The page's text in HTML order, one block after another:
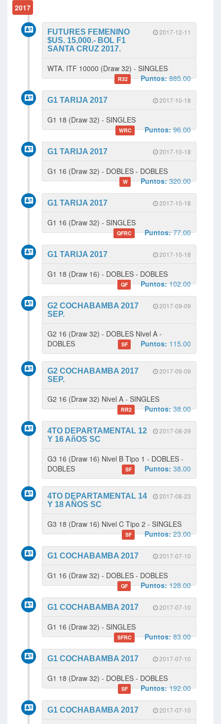
2017
2017-12-11
FUTURES FEMENINO
$US. 15,000.- BOL F1
SANTA CRUZ 2017.
WTA. ITF 10000 (Draw 32) - SINGLES
R32 Puntos:885.00
2017-10-18
G1 TARIJA 2017
G1 18 (Draw 32) - SINGLES
WRC Puntos:96.00
2017-10-18
G1 TARIJA 2017
G1 16 (Draw 32) - DOBLES - DOBLES
W Puntos:320.00
2017-10-18
G1 TARIJA 2017
G1 16 (Draw 32) - SINGLES
QFRC Puntos:77.00
2017-10-18
G1 TARIJA 2017
G1 18 (Draw 16) - DOBLES - DOBLES
QF Puntos:102.00
2017-09-09
G2 COCHABAMBA 2017
SEP.
G2 16 (Draw 32) - DOBLES Nivel A -
DOBLES
SF Puntos: 115.00
2017-09-09
G2 COCHABAMBA 2017
SEP.
G2 16 (Draw 32) Nivel A - SINGLES
RR2 Puntos:38.00
2017-08-29
4TO DEPARTAMENTAL 12
Y 16 AñOS SC
G3 16 (Draw 16) Nivel B Tipo 1 - DOBLES -
DOBLES
SF Puntos: 38.00
2017-08-23
4TO DEPARTAMENTAL 14
Y 18 AÑOS SC
G3 18 (Draw 16) Nivel C Tipo 2 - SINGLES
SF Puntos:23.00
2017-07-10
G1 COCHABAMBA 2017
G1 16 (Draw 32) - DOBLES - DOBLES
QF Puntos:128.00
2017-07-10
G1 COCHABAMBA 2017
G1 16 (Draw 32) - SINGLES
SFRC Puntos:83.00
2017-07-10
G1 COCHABAMBA 2017
G1 18 (Draw 32) - DOBLES - DOBLES
SF Puntos:192.00
2017-07-10
G1 COCHABAMBA 2017